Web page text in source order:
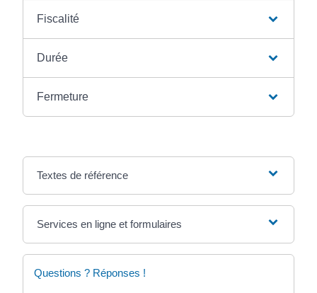
Fiscalité
Durée
Fermeture
Textes de référence
Services en ligne et formulaires
Questions ? Réponses !